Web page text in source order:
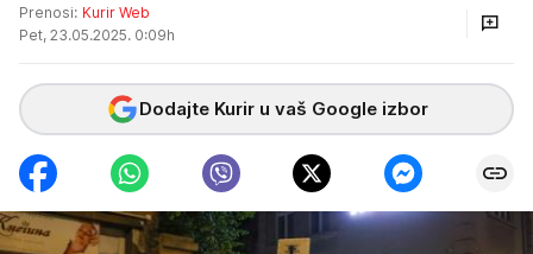
Prenosi: Kurir Web
Pet, 23.05.2025. 0:09h
Dodajte Kurir u vaš Google izbor